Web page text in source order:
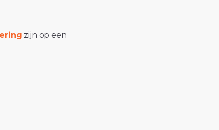
zijn op een